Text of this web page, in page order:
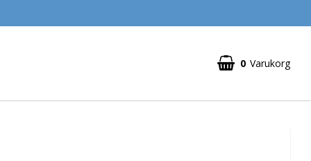
0 Varukorg
Din varukorg är tom